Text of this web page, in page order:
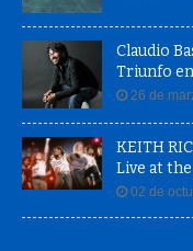
Claudio
Triunfo
26 de
KEITH
Live at
02 de